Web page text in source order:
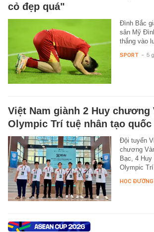
cỏ đẹp quá"
Đình Bắc
sân Mỹ
thắng vào
SPORT - 5
Việt Nam giành 2 Huy chương
Olympic Trí tuệ nhân tạo quốc
Đội tuyển
chương
Bạc, 4
Olympic
HỌC ĐƯỜNG